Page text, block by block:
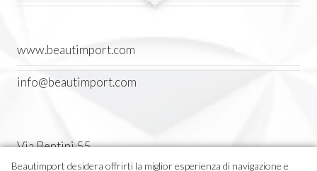
www.beautimport.com
info@beautimport.com
Via Bentini 55
Castel Maggiore (BO) Italia
Beautimport desidera offrirti la miglior esperienza di navigazione e